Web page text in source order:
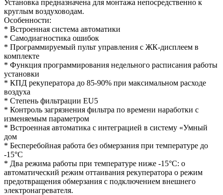
Установка предназначена для монтажа непосредственно к
круглым воздуховодам.
Особенности:
* Встроенная система автоматики
* Самодиагностика ошибок
* Программируемый пульт управления с ЖК-дисплеем в
комплекте
* Функция программирования недельного расписания работы
установки
* КПД рекуператора до 85-90% при максимальном расходе
воздуха
* Степень фильтрации EU5
* Контроль загрязнения фильтра по времени наработки с
изменяемым параметром
* Встроенная автоматика с интеграцией в систему «Умный
дом
* Бесперебойная работа без обмерзания при температуре до
-15°С
* Два режима работы при температуре ниже -15°С: o
автоматический режим оттаивания рекуператора o режим
предотвращения обмерзания с подключением внешнего
электронагревателя.